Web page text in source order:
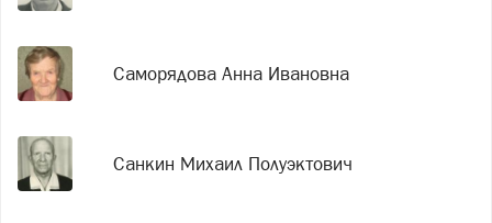
Саморядова Анна Ивановна
Санкин Михаил Полуэктович